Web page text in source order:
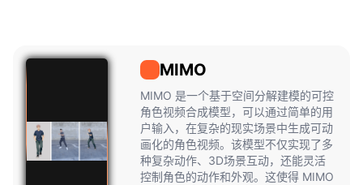
MIMO
MIMO 是一个基于空间分解建模的可控
角色视频合成模型，可以通过简单的用
户输入，在复杂的现实场景中生成可动
画化的角色视频。该模型不仅实现了多
种复杂动作、3D场景互动，还能灵活
控制角色的动作和外观。这使得 MIMO